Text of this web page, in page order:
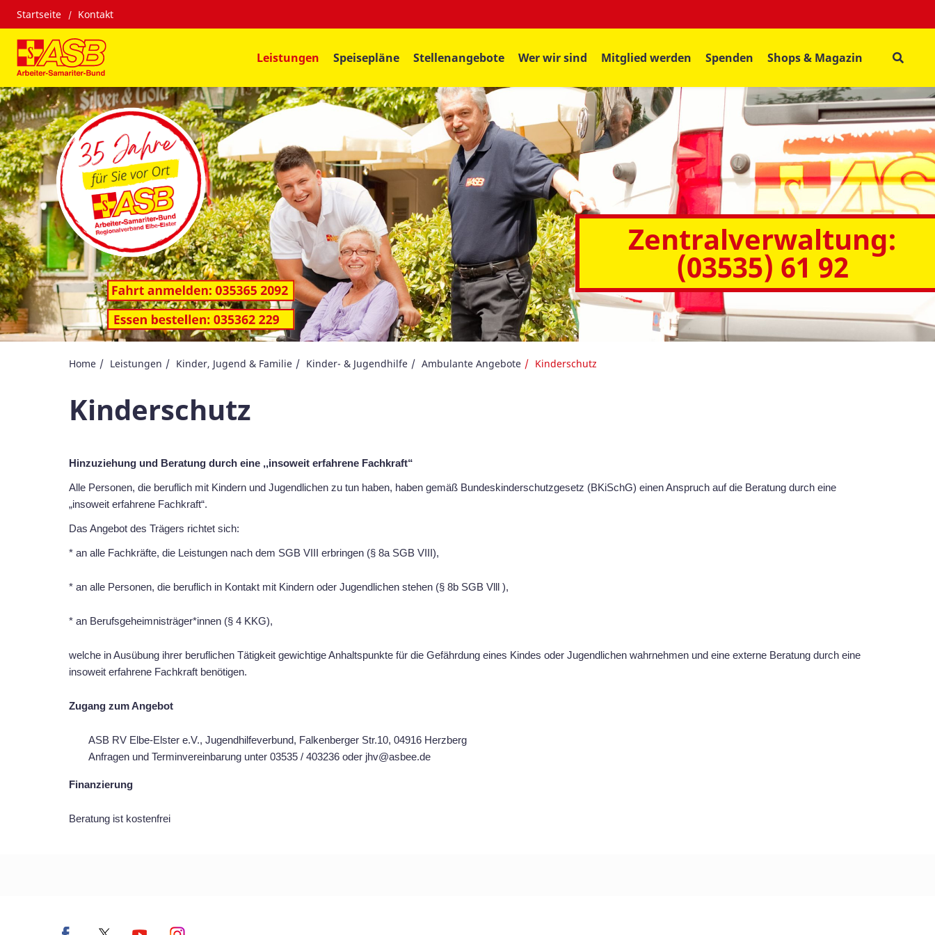
Startseite Kontakt
Leistungen Speisepläne Stellenangebote Wer wir sind Mitglied werden Spenden Shops & Magazin
Zentralverwaltung:
(03535) 61 92
Home Leistungen Kinder, Jugend & Familie Kinder- & Jugendhilfe Ambulante Angebote Kinderschutz
Kinderschutz
Hinzuziehung und Beratung durch eine ,,insoweit erfahrene Fachkraft“
Alle Personen, die beruflich mit Kindern und Jugendlichen zu tun haben, haben gemäß Bundeskinderschutzgesetz (BKiSchG) einen Anspruch auf die Beratung durch eine
„insoweit erfahrene Fachkraft“.
Das Angebot des Trägers richtet sich:
* an alle Fachkräfte, die Leistungen nach dem SGB VIII erbringen (§ 8a SGB VIII),
* an alle Personen, die beruflich in Kontakt mit Kindern oder Jugendlichen stehen (§ 8b SGB Vlll ),
* an Berufsgeheimnisträger*innen (§ 4 KKG),
welche in Ausübung ihrer beruflichen Tätigkeit gewichtige Anhaltspunkte für die Gefährdung eines Kindes oder Jugendlichen wahrnehmen und eine externe Beratung durch eine
insoweit erfahrene Fachkraft benötigen.
Zugang zum Angebot
ASB RV Elbe-Elster e.V., Jugendhilfeverbund, Falkenberger Str.10, 04916 Herzberg
Anfragen und Terminvereinbarung unter 03535 / 403236 oder jhv@asbee.de
Finanzierung
Beratung ist kostenfrei